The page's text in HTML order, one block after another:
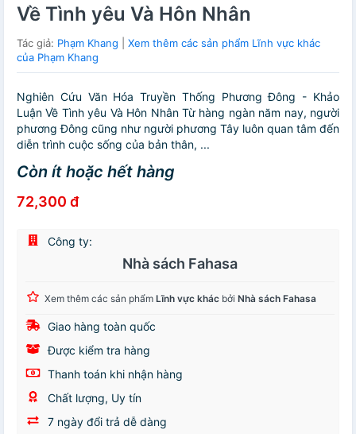
Về Tình yêu Và Hôn Nhân
Tác giả: Phạm Khang
Xem thêm các sản phẩm Lĩnh vực khác
của Phạm Khang
Nghiên Cứu Văn Hóa Truyền Thống Phương Đông - Khảo
Luận Về Tình yêu Và Hôn Nhân Từ hàng ngàn năm nay, người
phương Đông cũng như người phương Tây luôn quan tâm đến
diễn trình cuộc sống của bản thân, ...
Còn ít hoặc hết hàng
72,300 đ
Công ty:
Nhà sách Fahasa
Xem thêm các sản phẩm Lĩnh vực khác bởi Nhà sách Fahasa
Giao hàng toàn quốc
Được kiểm tra hàng
Thanh toán khi nhận hàng
Chất lượng, Uy tín
7 ngày đổi trả dễ dàng